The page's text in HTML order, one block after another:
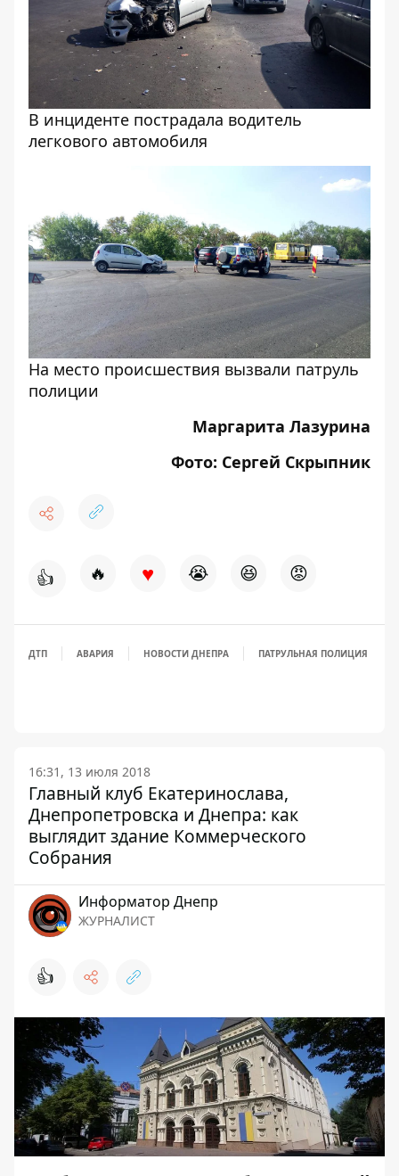
В инциденте пострадала водитель
легкового автомобиля
На место происшествия вызвали патруль
полиции
Маргарита Лазурина
Фото: Сергей Скрыпник
👍 🔥 ♥ 😭 😆 😡
ДТП АВАРИЯ НОВОСТИ ДНЕПРА ПАТРУЛЬНАЯ ПОЛИЦИЯ
16:31, 13 июля 2018
Главный клуб Екатеринослава,
Днепропетровска и Днепра: как
выглядит здание Коммерческого
Собрания
Информатор Днепр
ЖУРНАЛИСТ
👍